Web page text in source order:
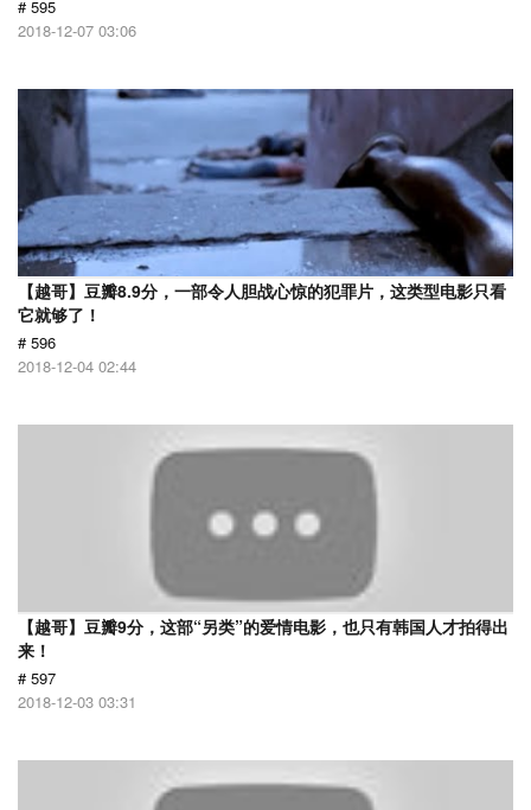
# 595
2018-12-07 03:06
【越哥】豆瓣8.9分，一部令人胆战心惊的犯罪片，这类型电影只看
它就够了！
# 596
2018-12-04 02:44
【越哥】豆瓣9分，这部“另类”的爱情电影，也只有韩国人才拍得出
来！
# 597
2018-12-03 03:31